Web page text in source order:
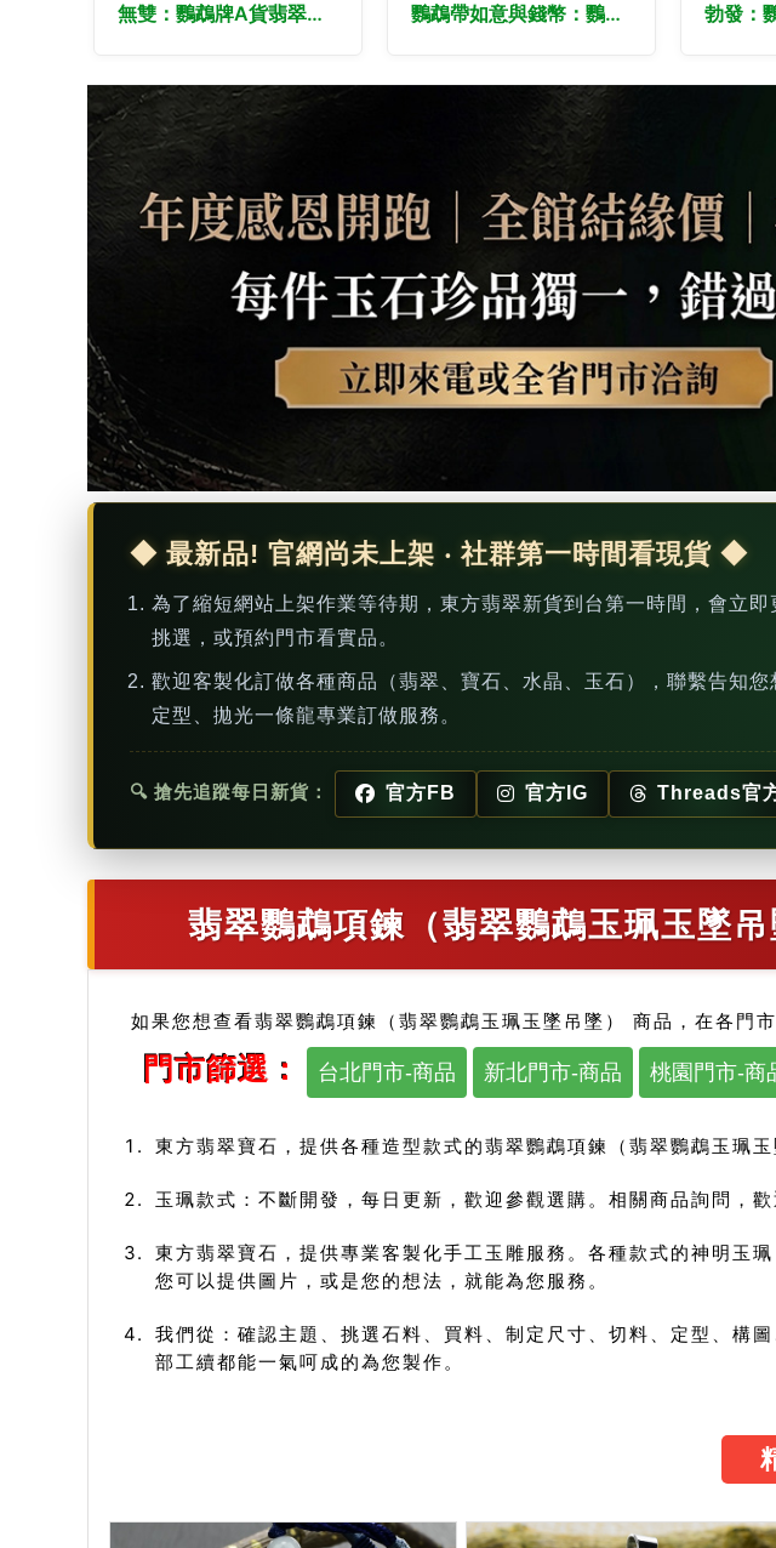
鸚鵡帶如意與錢幣：鸚鵡
黃翡翠鸚鵡，BI005。客
製化訂做各種翡翠鸚鵡吊
墜玉珮項鍊。★附A貨翡
翠雙證書
勃發：鸚鵡牌A貨翡翠鸚
CR001。客製化訂做各種
翡翠鸚鵡吊墜玉珮項鍊。
★附A貨翡翠雙證書
不凡：
◆ 最新品! 官網尚未上架 ‧ 社群第一時間看現貨 ◆
為了縮短網站上架作業等待期，東方翡翠新貨到台第一時間，會立即
挑選，或預約門市看實品。
歡迎客製化訂做各種商品（翡翠、寶石、水晶、玉石），聯繫告知
定型、拋光一條龍專業訂做服務。
🔍 搶先追蹤每日新貨： 官方FB 官方IG Threads官
翡翠鸚鵡項鍊（翡翠鸚鵡玉珮玉墜
如果您想查看翡翠鸚鵡項鍊（翡翠鸚鵡玉珮玉墜吊墜） 商品，在各門
門市篩選： 台北門市-商品 新北門市-商品 桃園門市-商
東方翡翠寶石，提供各種造型款式的翡翠鸚鵡項鍊（翡翠鸚鵡玉珮玉
玉珮款式：不斷開發，每日更新，歡迎參觀選購。相關商品詢問，
東方翡翠寶石，提供專業客製化手工玉雕服務。各種款式的神明玉
您可以提供圖片，或是您的想法，就能為您服務。
我們從：確認主題、挑選石料、買料、制定尺寸、切料、定型、構
部工續都能一氣呵成的為您製作。